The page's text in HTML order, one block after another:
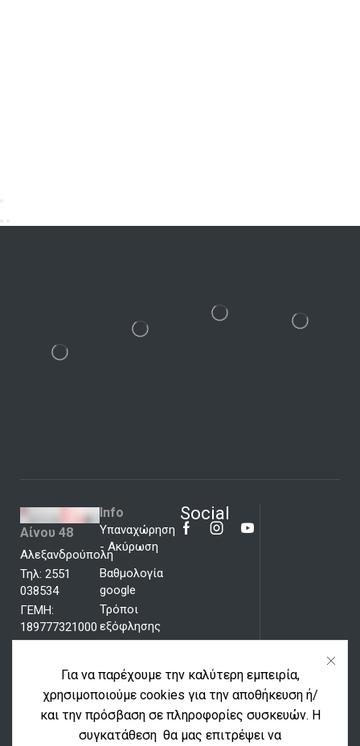
Για να παρέχουμε την καλύτερη εμπειρία,
χρησιμοποιούμε cookies για την αποθήκευση ή/
και την πρόσβαση σε πληροφορίες συσκευών. Η
συγκατάθεση θα μας επιτρέψει να
Αίνου 48
Αλεξανδρούπολη
Τηλ: 2551
038534
ΓΕΜΗ:
189777321000
Info
Υπαναχώρηση
- Ακύρωση
Βαθμολογία
google
Τρόποι
εξόφλησης
Cookies και
απορρήτου
Όροι χρήσης
Social